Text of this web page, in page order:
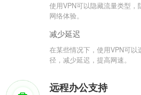
使用VPN可以隐藏流量类型，
网络体验。
减少延迟
在某些情况下，使用VPN可以
径，减少延迟，提高网速。
远程办公支持